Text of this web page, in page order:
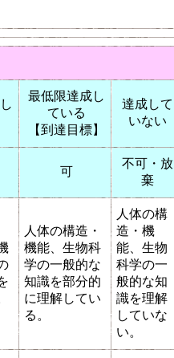
最低限達成し
ている
【到達目標】
達成して
いない
可
不可・放
棄
人体の構造・
機能、生物科
学の一般的な
知識を部分的
に理解してい
る。
人体の構
造・機
能、生物
科学の一
般的な知
識を理解
していな
い。